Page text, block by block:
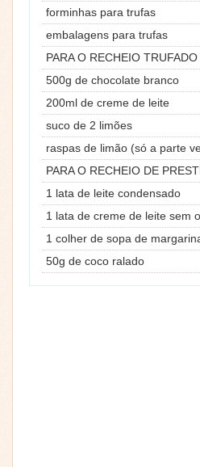
forminhas para trufas
embalagens para trufas
PARA O RECHEIO
500g de chocolate branco
200ml de creme de leite
suco de 2 limões
raspas de limão (só a parte
PARA O RECHEIO DE
1 lata de leite condensado
1 lata de creme de leite sem
1 colher de sopa de
50g de coco ralado